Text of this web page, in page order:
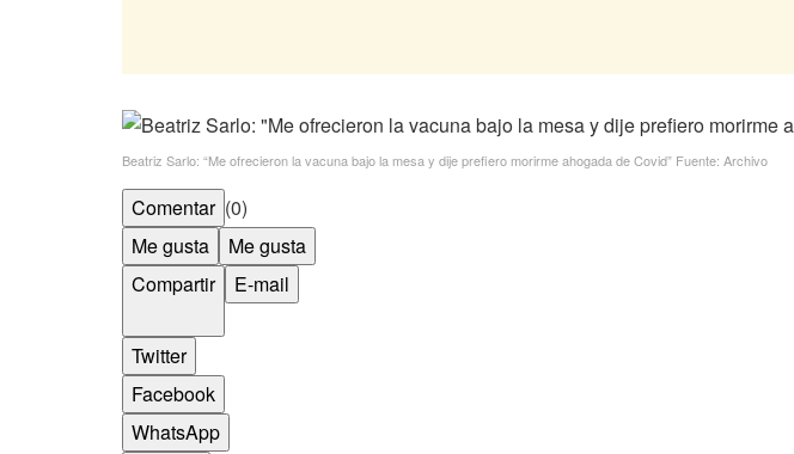
Beatriz Sarlo: “Me ofrecieron la vacuna bajo la mesa y dije prefiero morirme ahogada de Covid” Fuente: Archivo
Comentar (0)
Me gusta
Me gusta
Compartir
E-mail
Twitter
Facebook
WhatsApp